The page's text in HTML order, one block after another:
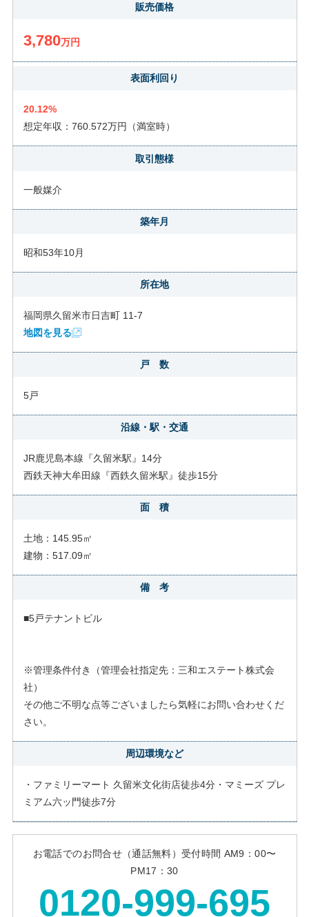
販売価格
3,780万円
表面利回り
20.12%
想定年収：760.572万円（満室時）
取引態様
一般媒介
築年月
昭和53年10月
所在地
福岡県久留米市日吉町 11-7
地図を見る
戸 数
5戸
沿線・駅・交通
JR鹿児島本線『久留米駅』14分
西鉄天神大牟田線『西鉄久留米駅』徒歩15分
面 積
土地：145.95㎡
建物：517.09㎡
備 考
■5戸テナントビル
※管理条件付き（管理会社指定先：三和エステート株式会
社）
その他ご不明な点等ございましたら気軽にお問い合わせくだ
さい。
周辺環境など
・ファミリーマート 久留米文化街店徒歩4分・マミーズ プレ
ミアム六ッ門徒歩7分
お電話でのお問合せ（通話無料）受付時間 AM9：00〜
PM17：30
0120-999-695